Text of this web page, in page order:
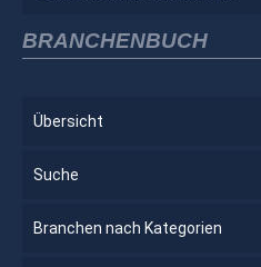
BRANCHENBUCH
Übersicht
Suche
Branchen nach Kategorien